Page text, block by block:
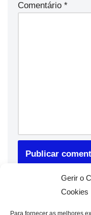
Gerir o
Cookies
Para fornecer as melhores
Comentário *